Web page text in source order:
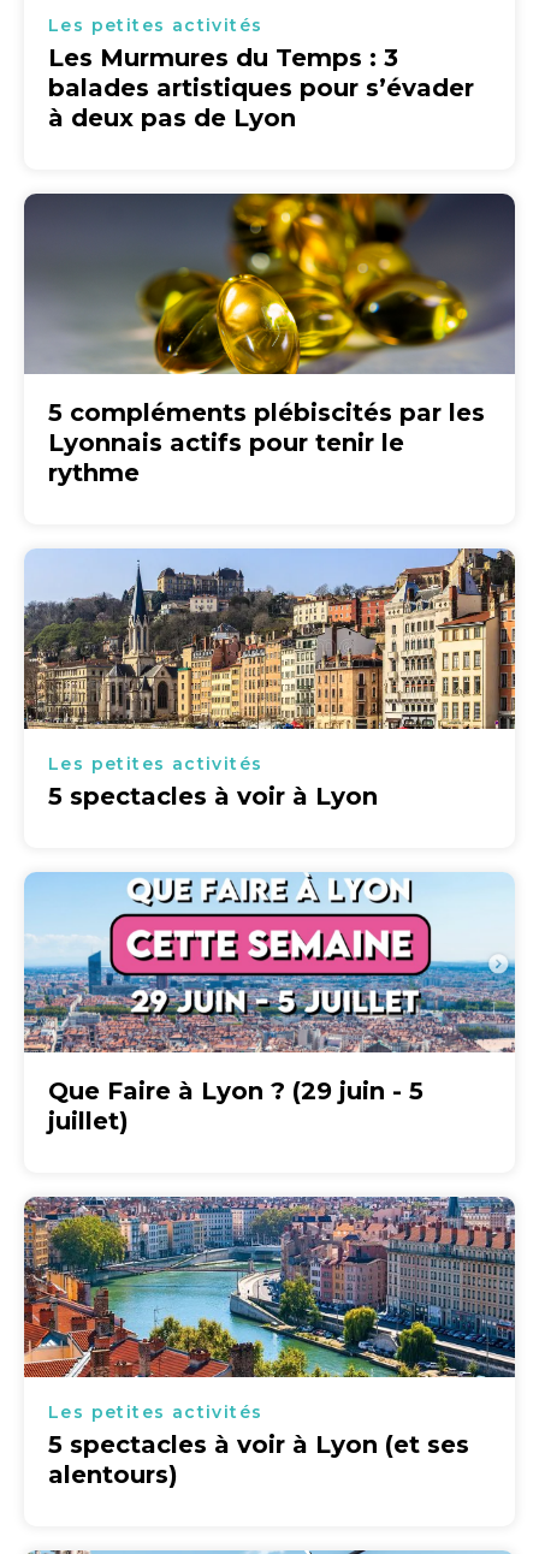
Les petites activités
Les Murmures du Temps : 3
balades artistiques pour s’évader
à deux pas de Lyon
5 compléments plébiscités par les
Lyonnais actifs pour tenir le
rythme
Les petites activités
5 spectacles à voir à Lyon
Que Faire à Lyon ? (29 juin - 5
juillet)
Les petites activités
5 spectacles à voir à Lyon (et ses
alentours)